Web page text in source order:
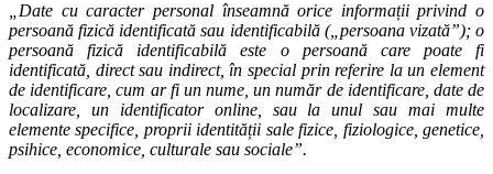
„Date cu caracter personal înseamnă orice informații privind o
persoană fizică identificată sau identificabilă („persoana vizată”); o
persoană fizică identificabilă este o persoană care poate fi
identificată, direct sau indirect, în special prin referire la un element
de identificare, cum ar fi un nume, un număr de identificare, date de
localizare, un identificator online, sau la unul sau mai multe
elemente specifice, proprii identității sale fizice, fiziologice, genetice,
psihice, economice, culturale sau sociale”.